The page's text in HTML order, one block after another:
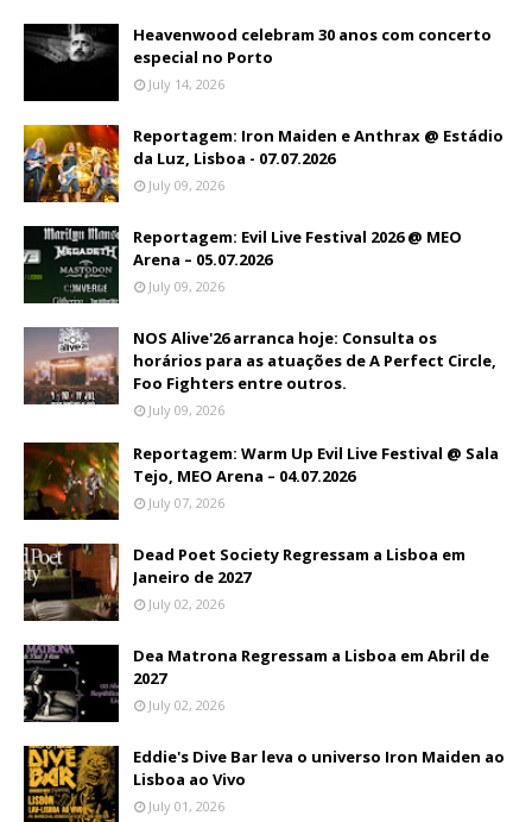
Heavenwood celebram 30 anos com concerto
especial no Porto
July 14, 2026
Reportagem: Iron Maiden e Anthrax @ Estádio
da Luz, Lisboa - 07.07.2026
July 09, 2026
Reportagem: Evil Live Festival 2026 @ MEO
Arena – 05.07.2026
July 09, 2026
NOS Alive'26 arranca hoje: Consulta os
horários para as atuações de A Perfect Circle,
Foo Fighters entre outros.
July 09, 2026
Reportagem: Warm Up Evil Live Festival @ Sala
Tejo, MEO Arena – 04.07.2026
July 07, 2026
Dead Poet Society Regressam a Lisboa em
Janeiro de 2027
July 02, 2026
Dea Matrona Regressam a Lisboa em Abril de
2027
July 02, 2026
Eddie's Dive Bar leva o universo Iron Maiden ao
Lisboa ao Vivo
July 01, 2026